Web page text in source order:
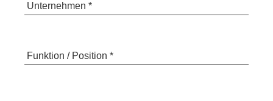
Unternehmen *
Funktion / Position *